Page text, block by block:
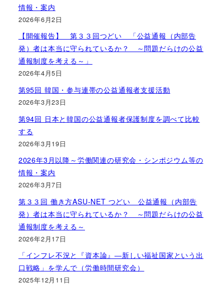
情報・案内
2026年6月2日
【開催報告】 第３３回つどい 「公益通報（内部告
発）者は本当に守られているか？ ～問題だらけの公益
通報制度を考える～」
2026年4月5日
第95回 韓国・参与連帯の公益通報者支援活動
2026年3月23日
第94回 日本と韓国の公益通報者保護制度を調べて比較
する
2026年3月19日
2026年3月以降～労働関連の研究会・シンポジウム等の
情報・案内
2026年3月7日
第３３回 働き方ASU-NET つどい 公益通報（内部告
発）者は本当に守られているか？ ～問題だらけの公益
通報制度を考える～
2026年2月17日
「インフレ不況と『資本論』―新しい福祉国家という出
口戦略」を学んで（労働時間研究会）
2025年12月11日